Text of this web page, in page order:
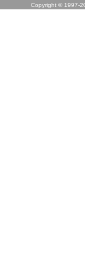
Copyright © 1997-